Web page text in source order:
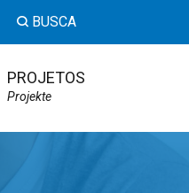
BUSCA
PROJETOS
Projekte